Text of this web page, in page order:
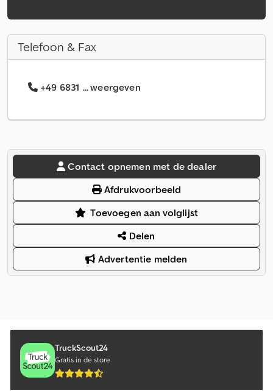
Telefoon & Fax
+49 6831 ... weergeven
Contact opnemen met de dealer
Afdrukvoorbeeld
Toevoegen aan volglijst
Delen
Advertentie melden
TruckScout24
Gratis in de store